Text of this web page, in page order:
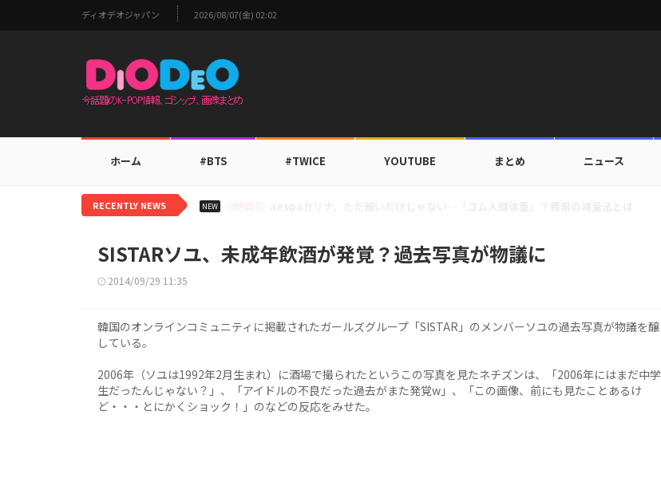
ディオデオジャパン 2026/08/07(金) 02:02
ホーム #BTS #TWICE YOUTUBE まとめ ニュース
RECENTLY NEWS NEW 11時間前
SISTARソユ、未成年飲酒が発覚？過去写真が物議に
2014/09/29 11:35
韓国のオンラインコミュニティに掲載されたガールズグループ「SISTAR」のメンバーソユの過去写真が物議を醸
している。
2006年（ソユは1992年2月生まれ）に酒場で撮られたというこの写真を見たネチズンは、「2006年にはまだ中学
生だったんじゃない？」、「アイドルの不良だった過去がまた発覚w」、「この画像、前にも見たことあるけ
ど・・・とにかくショック！」のなどの反応をみせた。